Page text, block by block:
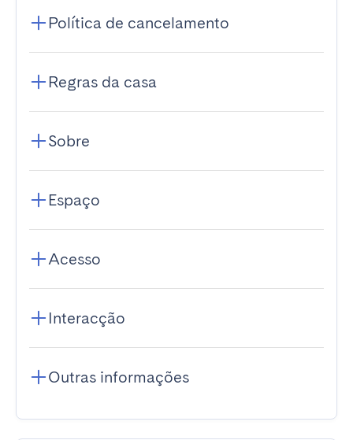
Política de cancelamento
Regras da casa
Sobre
Espaço
Acesso
Interacção
Outras informações